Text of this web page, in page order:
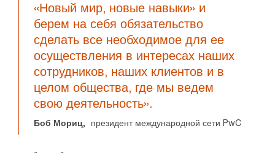
«Новый мир, новые навыки» и
берем на себя обязательство
сделать все необходимое для ее
осуществления в интересах наших
сотрудников, наших клиентов и в
целом общества, где мы ведем
свою деятельность».
Боб Мориц, президент международной сети PwC